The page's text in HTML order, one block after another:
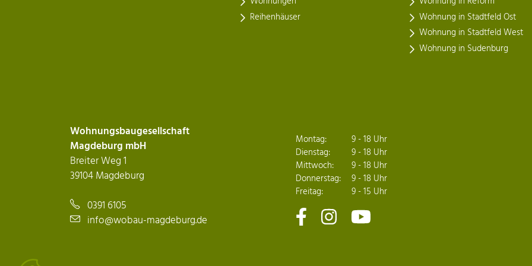
Wohnungsbaugesellschaft
Magdeburg mbH
Breiter Weg 1
39104 Magdeburg
0391 6105
info@wobau-magdeburg.de
Montag:
9 - 18 Uhr
Dienstag:
9 - 18 Uhr
Mittwoch:
9 - 18 Uhr
Donnerstag:
9 - 18 Uhr
Freitag:
9 - 15 Uhr
Reihenhäuser
Wohnung in Stadtfeld Ost
Wohnung in Stadtfeld West
Wohnung in Sudenburg